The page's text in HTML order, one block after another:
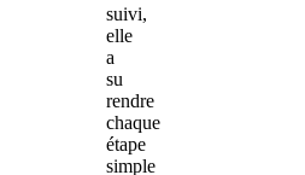
suivi,
elle
a
su
rendre
chaque
étape
simple